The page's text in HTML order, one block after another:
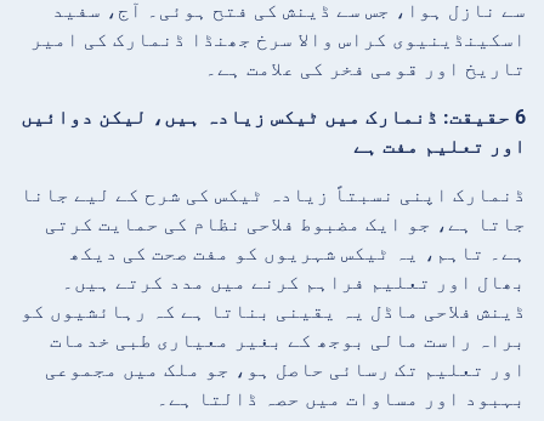
سے نازل ہوا، جس سے ڈینش کی فتح ہوئی۔ آج، سفید
اسکینڈینیوی کراس والا سرخ جھنڈا ڈنمارک کی امیر
تاریخ اور قومی فخر کی علامت ہے۔
6 حقیقت: ڈنمارک میں ٹیکس زیادہ ہیں، لیکن دوائیں
اور تعلیم مفت ہے
ڈنمارک اپنی نسبتاً زیادہ ٹیکس کی شرح کے لیے جانا
جاتا ہے، جو ایک مضبوط فلاحی نظام کی حمایت کرتی
ہے۔ تاہم، یہ ٹیکس شہریوں کو مفت صحت کی دیکھ
بھال اور تعلیم فراہم کرنے میں مدد کرتے ہیں۔
ڈینش فلاحی ماڈل یہ یقینی بناتا ہے کہ رہائشیوں کو
براہ راست مالی بوجھ کے بغیر معیاری طبی خدمات
اور تعلیم تک رسائی حاصل ہو، جو ملک میں مجموعی
بہبود اور مساوات میں حصہ ڈالتا ہے۔